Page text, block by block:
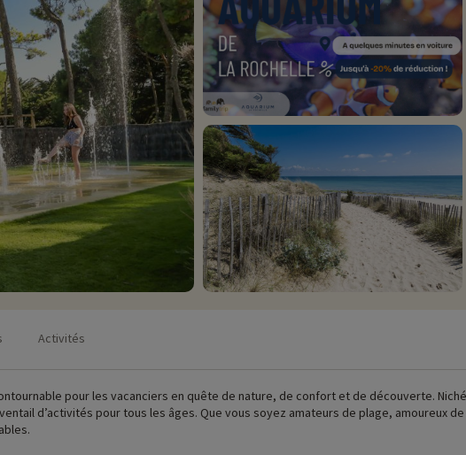
Activités
pour les vacanciers en quête de nature, de confort et de découverte.
d’activités pour tous les âges. Que vous soyez amateurs de plage, amoureux